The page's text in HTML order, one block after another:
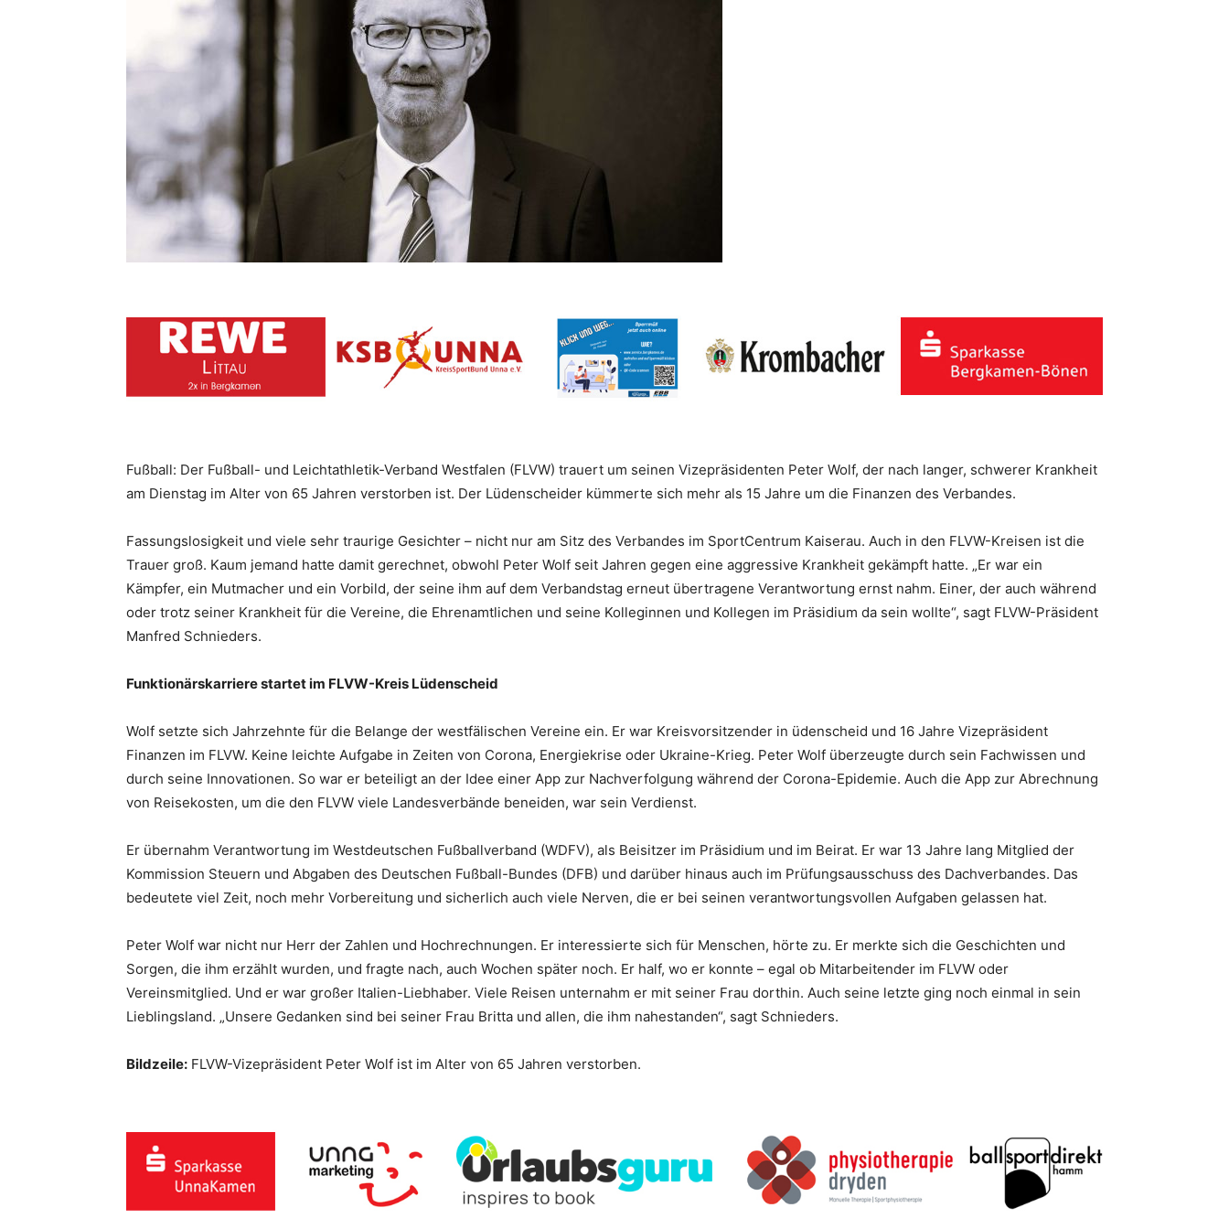
Fußball: Der Fußball- und Leichtathletik-Verband Westfalen (FLVW) trauert um seinen Vizepräsidenten Peter Wolf, der nach langer, schwerer Krankheit
am Dienstag im Alter von 65 Jahren verstorben ist. Der Lüdenscheider kümmerte sich mehr als 15 Jahre um die Finanzen des Verbandes.
Fassungslosigkeit und viele sehr traurige Gesichter – nicht nur am Sitz des Verbandes im SportCentrum Kaiserau. Auch in den FLVW-Kreisen ist die
Trauer groß. Kaum jemand hatte damit gerechnet, obwohl Peter Wolf seit Jahren gegen eine aggressive Krankheit gekämpft hatte. „Er war ein
Kämpfer, ein Mutmacher und ein Vorbild, der seine ihm auf dem Verbandstag erneut übertragene Verantwortung ernst nahm. Einer, der auch während
oder trotz seiner Krankheit für die Vereine, die Ehrenamtlichen und seine Kolleginnen und Kollegen im Präsidium da sein wollte“, sagt FLVW-Präsident
Manfred Schnieders.
Funktionärskarriere startet im FLVW-Kreis Lüdenscheid
Wolf setzte sich Jahrzehnte für die Belange der westfälischen Vereine ein. Er war Kreisvorsitzender in üdenscheid und 16 Jahre Vizepräsident
Finanzen im FLVW. Keine leichte Aufgabe in Zeiten von Corona, Energiekrise oder Ukraine-Krieg. Peter Wolf überzeugte durch sein Fachwissen und
durch seine Innovationen. So war er beteiligt an der Idee einer App zur Nachverfolgung während der Corona-Epidemie. Auch die App zur Abrechnung
von Reisekosten, um die den FLVW viele Landesverbände beneiden, war sein Verdienst.
Er übernahm Verantwortung im Westdeutschen Fußballverband (WDFV), als Beisitzer im Präsidium und im Beirat. Er war 13 Jahre lang Mitglied der
Kommission Steuern und Abgaben des Deutschen Fußball-Bundes (DFB) und darüber hinaus auch im Prüfungsausschuss des Dachverbandes. Das
bedeutete viel Zeit, noch mehr Vorbereitung und sicherlich auch viele Nerven, die er bei seinen verantwortungsvollen Aufgaben gelassen hat.
Peter Wolf war nicht nur Herr der Zahlen und Hochrechnungen. Er interessierte sich für Menschen, hörte zu. Er merkte sich die Geschichten und
Sorgen, die ihm erzählt wurden, und fragte nach, auch Wochen später noch. Er half, wo er konnte – egal ob Mitarbeitender im FLVW oder
Vereinsmitglied. Und er war großer Italien-Liebhaber. Viele Reisen unternahm er mit seiner Frau dorthin. Auch seine letzte ging noch einmal in sein
Lieblingsland. „Unsere Gedanken sind bei seiner Frau Britta und allen, die ihm nahestanden“, sagt Schnieders.
Bildzeile: FLVW-Vizepräsident Peter Wolf ist im Alter von 65 Jahren verstorben.